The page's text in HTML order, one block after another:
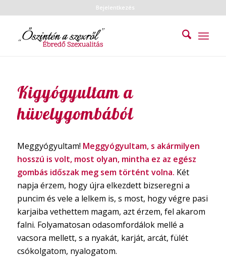
Bejelentkezés
Kigyógyultam a
hüvelygombából
Meggyógyultam! Meggyógyultam, s akármilyen
hosszú is volt, most olyan, mintha ez az egész
gombás időszak meg sem történt volna. Két
napja érzem, hogy újra elkezdett bizseregni a
puncim és vele a lelkem is, s most, hogy végre pasi
karjaiba vethettem magam, azt érzem, fel akarom
falni. Folyamatosan odasomfordálok mellé a
vacsora mellett, s a nyakát, karját, arcát, fülét
csókolgatom, nyalogatom.